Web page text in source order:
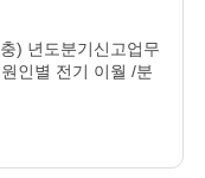
) 년도분기신고업무
인별 전기 이월 /분